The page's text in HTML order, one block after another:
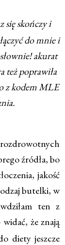
się skończy i
do mnie i
akurat
też poprawiła
z kodem MLE
źródła, bo
jakość
butelki, w
ten z
że znają
diety jeszcze